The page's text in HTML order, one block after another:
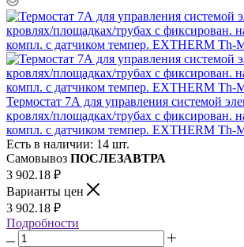
Термостат 7А для управления системой
кровлях/площадках/трубах с фиксирован.
компл. с датчиком темпер. EXTHERM Th-
Есть в наличии: 14 шт.
Самовывоз ПОСЛЕЗАВТРА
3 902.18 ₽
Варианты цен
3 902.18 ₽
Подробности